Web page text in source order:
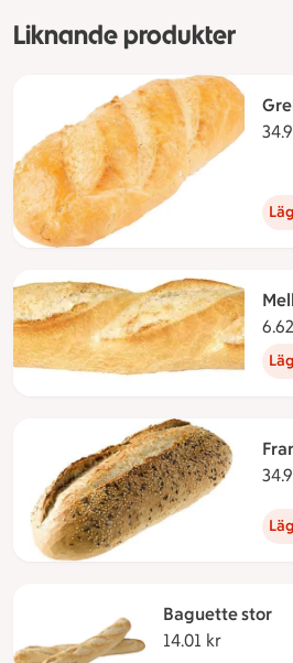
Liknande produkter
Baguette stor
14.01 kr